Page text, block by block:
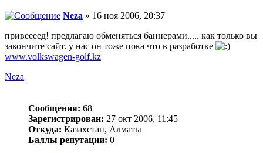
Neza » 16 ноя 2006, 20:37
привеееед! предлагаю обменяться баннерами..... как только вы
закончите сайт. у нас он тоже пока что в разработке
www.volkswagen-golf.kz
Neza
Сообщения: 68
Зарегистрирован: 27 окт 2006, 11:45
Откуда: Казахстан, Алматы
Баллы репутации: 0